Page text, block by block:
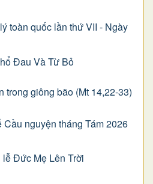
toàn quốc lần thứ VII - Ngày
Ðau Và Từ Bỏ
trong giông bão (Mt 14,22-33)
Cầu nguyện tháng Tám 2026
Đức Mẹ Lên Trời